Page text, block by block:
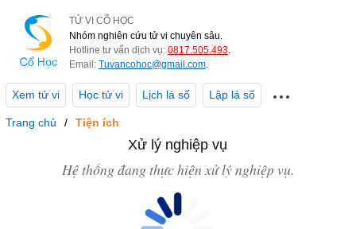
TỬ VI CỔ HỌC
Nhóm nghiên cứu tử vi chuyên sâu.
Hotline tư vấn dịch vụ: 0817.505.493.
Email: Tuvancohoc@gmail.com.
Xem tử vi Học tử vi Lịch lá số Lập lá số
Trang chủ Tiện ích
Xử lý nghiệp vụ
Hệ thống đang thực hiện xử lý nghiệp vụ.